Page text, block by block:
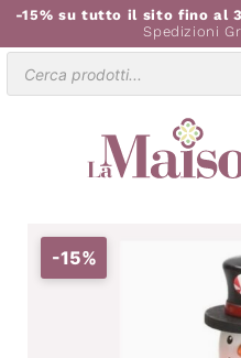
-15% su tutto il sito fino al
Spedizioni
-15%